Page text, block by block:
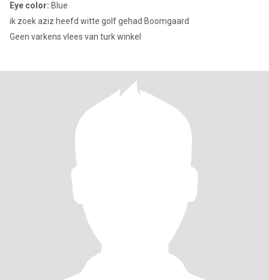
Eye color: Blue
ik zoek aziz heefd witte golf gehad Boomgaard
Geen varkens vlees van turk winkel